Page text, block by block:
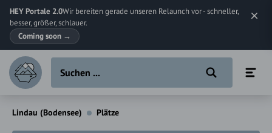
HEY Portale 2.0Wir bereiten gerade unseren Relaunch vor - schneller,
besser, größer, schlauer.
Coming soon →
Lindau (Bodensee) Plätze